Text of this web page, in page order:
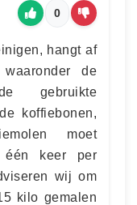
0
hangt af
de
gebruikte
koffiebonen,
moet
één keer per
wij om
kilo gemalen